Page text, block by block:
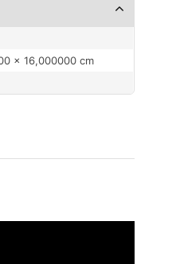
× 16,000000 cm